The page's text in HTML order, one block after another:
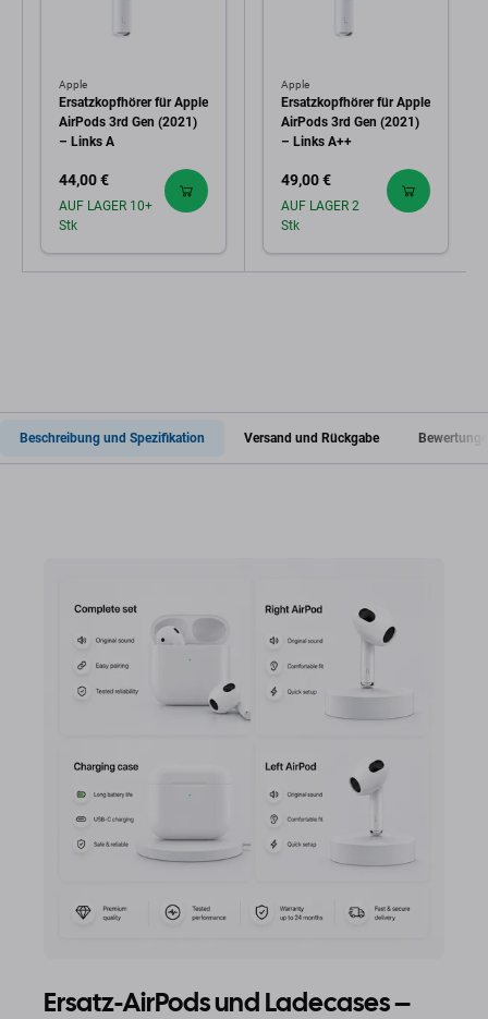
Apple
Ersatzkopfhörer für Apple
AirPods 3rd Gen (2021)
– Links A
44,00 €
AUF LAGER 10+
Stk
Apple
Ersatzkopfhörer für Apple
AirPods 3rd Gen (2021)
– Links A++
49,00 €
AUF LAGER 2
Stk
Beschreibung und Spezifikation Versand und Rückgabe
Ersatz-AirPods und Ladecases –